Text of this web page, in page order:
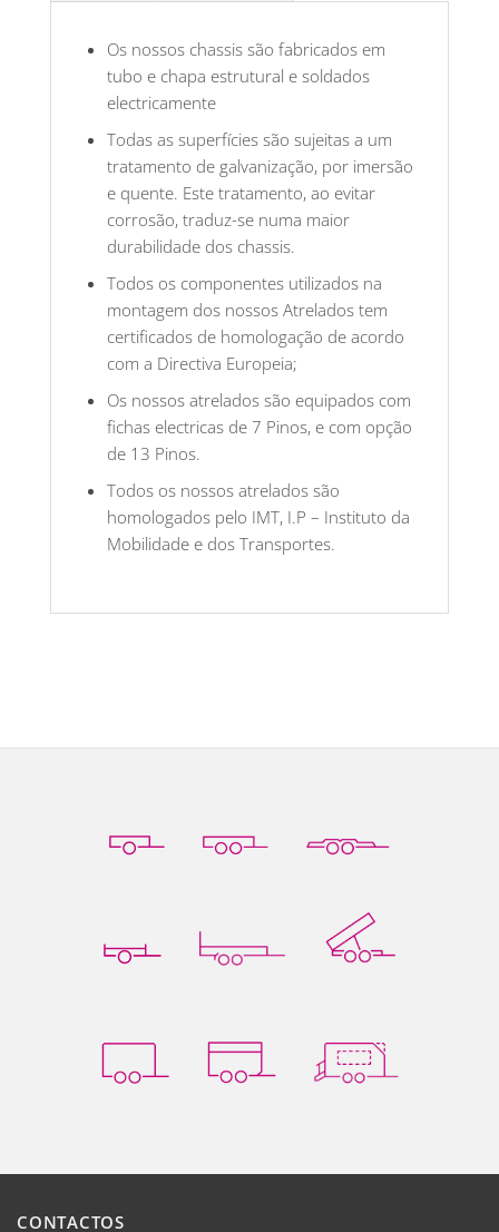
Os nossos chassis são fabricados em
tubo e chapa estrutural e soldados
electricamente
Todas as superfícies são sujeitas a um
tratamento de galvanização, por imersão
e quente. Este tratamento, ao evitar
corrosão, traduz-se numa maior
durabilidade dos chassis.
Todos os componentes utilizados na
montagem dos nossos Atrelados tem
certificados de homologação de acordo
com a Directiva Europeia;
Os nossos atrelados são equipados com
fichas electricas de 7 Pinos, e com opção
de 13 Pinos.
Todos os nossos atrelados são
homologados pelo IMT, I.P – Instituto da
Mobilidade e dos Transportes.
CONTACTOS